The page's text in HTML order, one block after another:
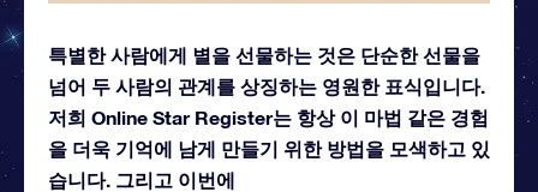
특별한 사람에게 별을 선물하는 것은 단순한 선물을
넘어 두 사람의 관계를 상징하는 영원한 표식입니다.
저희 Online Star Register는 항상 이 마법 같은 경험
을 더욱 기억에 남게 만들기 위한 방법을 모색하고 있
습니다. 그리고 이번에